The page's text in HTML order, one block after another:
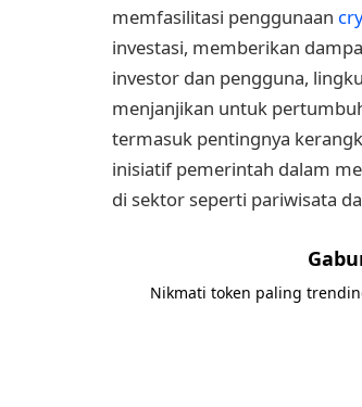
memfasilitasi penggunaan
investasi, memberikan
investor dan pengguna,
menjanjikan untuk
termasuk pentingnya
inisiatif pemerintah dalam
di sektor seperti pariwisata
Nikmati token paling